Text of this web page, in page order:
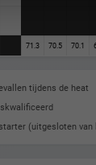
71.3 70.5 70.1
tijdens de heat
(uitgesloten van